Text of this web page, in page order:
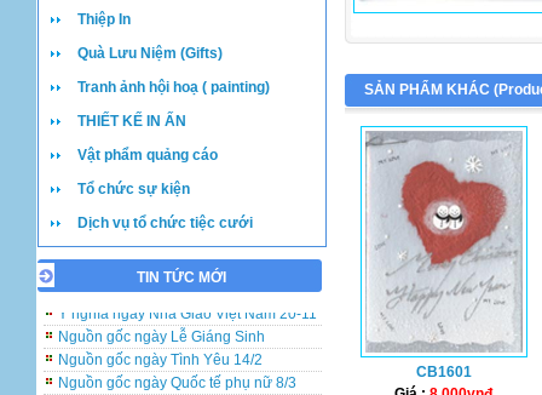
Thiệp In
Quà Lưu Niệm (Gifts)
Tranh ảnh hội hoạ ( painting)
THIẾT KẾ IN ẤN
Vật phẩm quảng cáo
Tổ chức sự kiện
Dịch vụ tổ chức tiệc cưới
TIN TỨC MỚI
Những lưu ý khi đặt in và viết thiệp cưới
Nguồn gốc ngày Lễ Giáng Sinh
Nguồn gốc ngày Tình Yêu 14/2
Nguồn gốc ngày Quốc tế phụ nữ 8/3
SẢN PHẨM KHÁC (
CB1601